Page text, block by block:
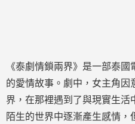
《泰劇情鎖兩界》是一部泰
的愛情故事。劇中，女主角
界，在那裡遇到了與現實生活
陌生的世界中逐漸產生感情